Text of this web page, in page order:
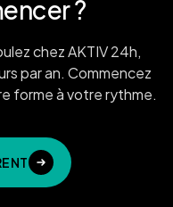
?
chez AKTIV 24h,
par an. Commencez
forme à votre rythme.